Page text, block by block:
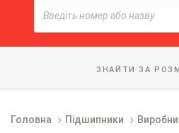
ЗНАЙТИ ЗА
Головна Підшипники